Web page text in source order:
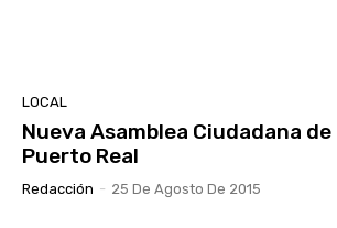
LOCAL
Nueva Asamblea Ciudadana de
Puerto Real
Redacción - 25 De Agosto De 2015